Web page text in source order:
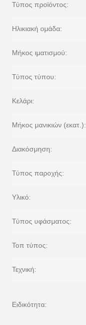
Τύπος προϊόντος:
Ηλικιακή ομάδα:
Μήκος ιματισμού:
Τύπος τύπου:
Κελάρι:
Μήκος μανικιών (εκατ.):
Διακόσμηση:
Τύπος παροχής:
Υλικό:
Τύπος υφάσματος:
Τοπ τύπος:
Τεχνική:
Ειδικότητα: